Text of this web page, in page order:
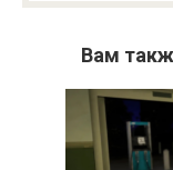
Вам